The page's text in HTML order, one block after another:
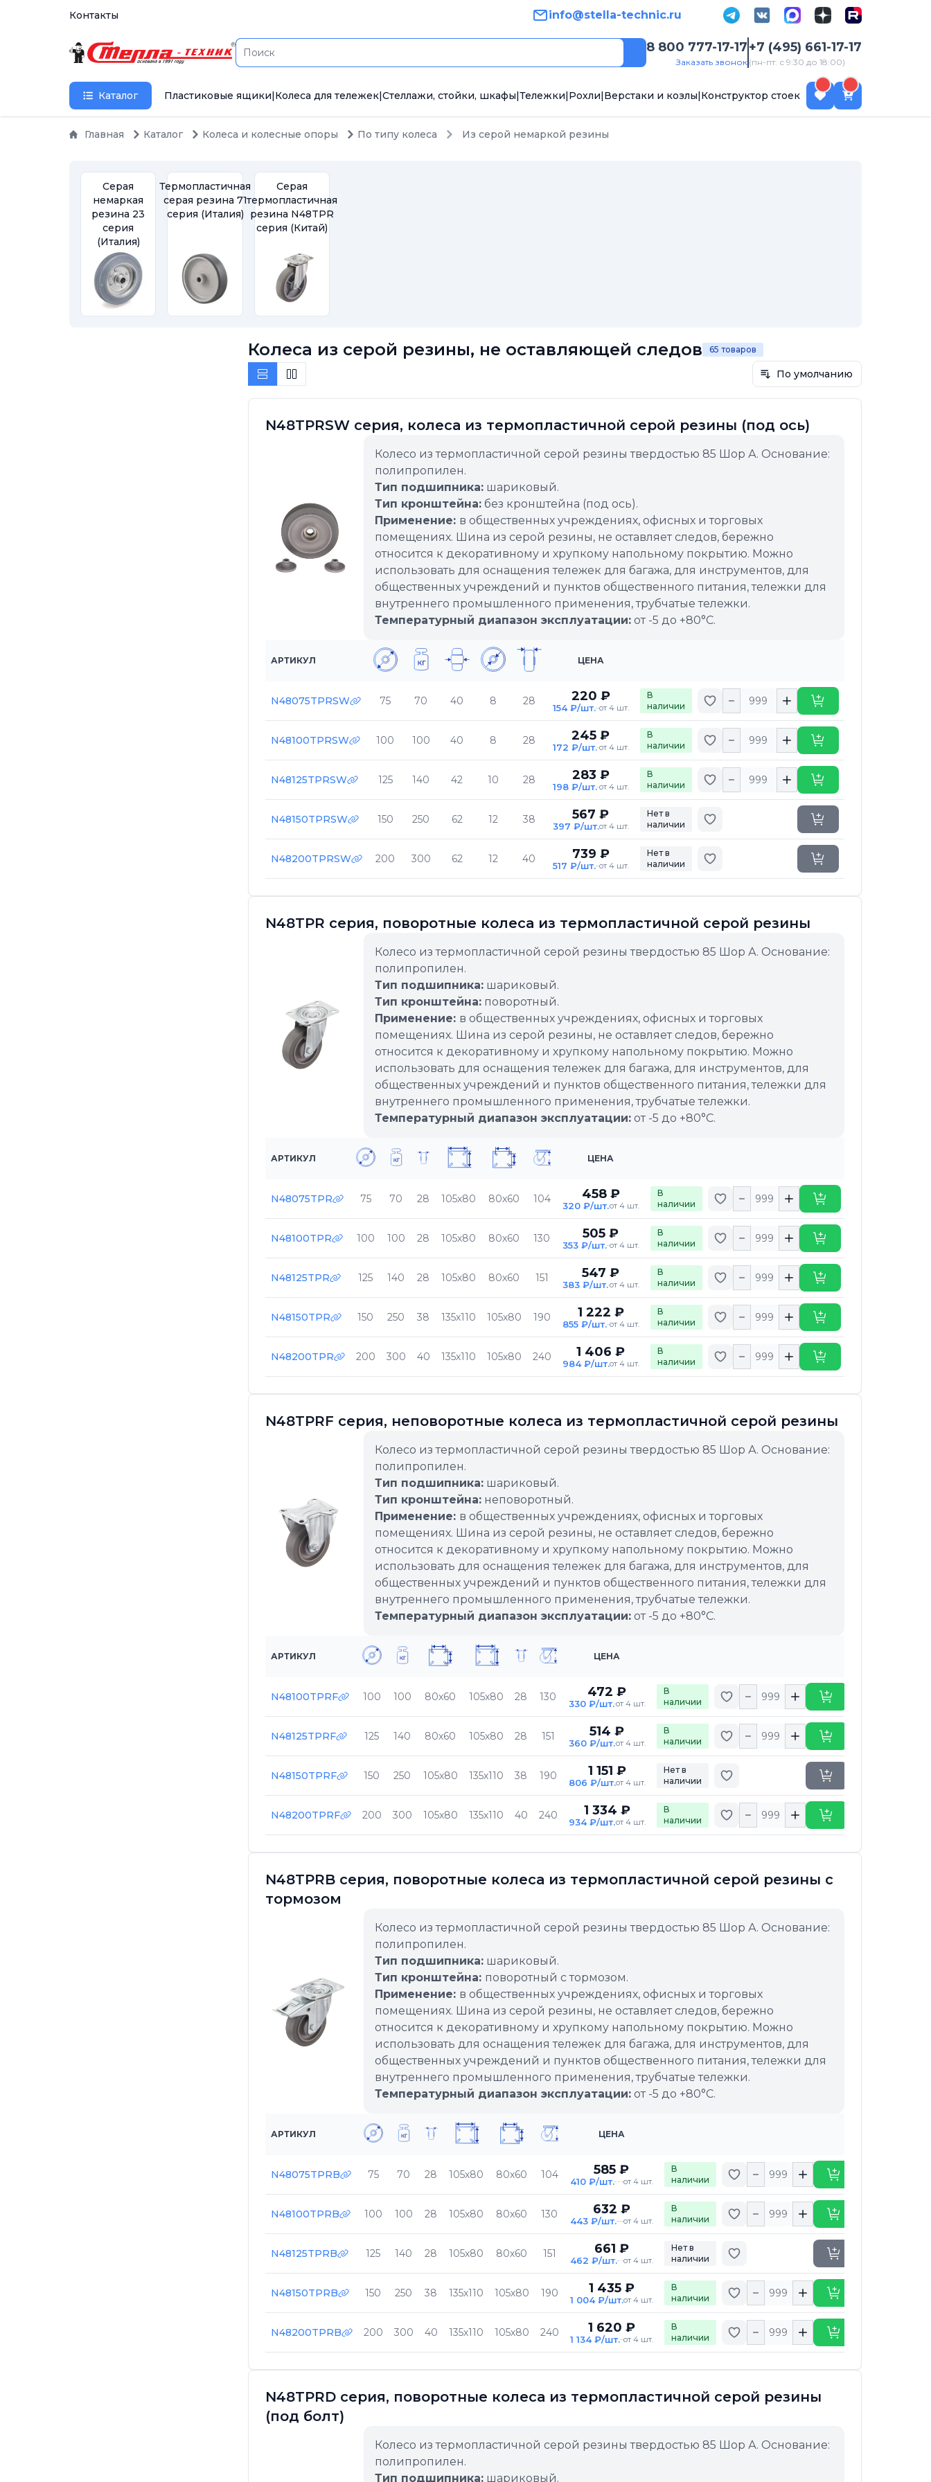
Контакты info@stella-technic.ru
8 800 777-17-17
Заказать звонок
+7 (495) 661-17-17
(пн-пт: с 9:30 до 18:00)
Каталог Пластиковые ящики|Колеса для тележек|Стеллажи, стойки, шкафы|Тележки|Рохли|Верстаки и козлы|Конструктор стоек
Главная Каталог Колеса и колесные опоры По типу колеса Из серой немаркой резины
Серая
немаркая
резина 23
серия
(Италия)
Термопластичная
серая резина 71
серия (Италия)
Серая
термопластичная
резина N48TPR
серия (Китай)
Колеса из серой резины, не оставляющей следов 65 товаров
По умолчанию
N48TPRSW серия, колеса из термопластичной серой резины (под ось)
Колесо из термопластичной серой резины твердостью 85 Шор А. Основание:
полипропилен.
Тип подшипника:шариковый.
Тип кронштейна:без кронштейна (под ось).
Применение: в общественных учреждениях, офисных и торговых
помещениях. Шина из серой резины, не оставляет следов, бережно
относится к декоративному и хрупкому напольному покрытию. Можно
использовать для оснащения тележек для багажа, для инструментов, для
общественных учреждений и пунктов общественного питания, тележки для
внутреннего промышленного применения, трубчатые тележки.
Температурный диапазон эксплуатации:от -5 до +80°C.
АРТИКУЛ ЦЕНА
N48075TPRSW 75 70 40 8 28 220 ₽
154 ₽/шт. от 4 шт.
В
наличии
Добавить в избранное
Купить
N48100TPRSW 100 100 40 8 28 245 ₽
172 ₽/шт. от 4 шт.
В
наличии
Добавить в избранное
Купить
N48125TPRSW 125 140 42 10 28 283 ₽
198 ₽/шт. от 4 шт.
В
наличии
Добавить в избранное
Купить
N48150TPRSW 150 250 62 12 38 567 ₽
397 ₽/шт.от 4 шт.
Нет в
наличии
Добавить в избранное
Уточнить сроки
N48200TPRSW 200 300 62 12 40 739 ₽
517 ₽/шт. от 4 шт.
Нет в
наличии
Добавить в избранное
Уточнить сроки
N48TPR серия, поворотные колеса из термопластичной серой резины
Колесо из термопластичной серой резины твердостью 85 Шор А. Основание:
полипропилен.
Тип подшипника:шариковый.
Тип кронштейна:поворотный.
Применение: в общественных учреждениях, офисных и торговых
помещениях. Шина из серой резины, не оставляет следов, бережно
относится к декоративному и хрупкому напольному покрытию. Можно
использовать для оснащения тележек для багажа, для инструментов, для
общественных учреждений и пунктов общественного питания, тележки для
внутреннего промышленного применения, трубчатые тележки.
Температурный диапазон эксплуатации:от -5 до +80°C.
АРТИКУЛ ЦЕНА
N48075TPR 75 70 28 105х80 80х60 104 458 ₽
320 ₽/шт.от 4 шт.
В
наличии
Добавить в избранное
Купить
N48100TPR 100 100 28 105х80 80х60 130 505 ₽
353 ₽/шт. от 4 шт.
В
наличии
Добавить в избранное
Купить
N48125TPR 125 140 28 105х80 80х60 151 547 ₽
383 ₽/шт.от 4 шт.
В
наличии
Добавить в избранное
Купить
N48150TPR 150 250 38 135х110 105х80 190 1 222 ₽
855 ₽/шт. от 4 шт.
В
наличии
Добавить в избранное
Купить
N48200TPR 200 300 40 135х110 105х80 240 1 406 ₽
984 ₽/шт.от 4 шт.
В
наличии
Добавить в избранное
Купить
N48TPRF серия, неповоротные колеса из термопластичной серой резины
Колесо из термопластичной серой резины твердостью 85 Шор А. Основание:
полипропилен.
Тип подшипника:шариковый.
Тип кронштейна:неповоротный.
Применение: в общественных учреждениях, офисных и торговых
помещениях. Шина из серой резины, не оставляет следов, бережно
относится к декоративному и хрупкому напольному покрытию. Можно
использовать для оснащения тележек для багажа, для инструментов, для
общественных учреждений и пунктов общественного питания, тележки для
внутреннего промышленного применения, трубчатые тележки.
Температурный диапазон эксплуатации:от -5 до +80°C.
АРТИКУЛ ЦЕНА
N48100TPRF 100 100 80х60 105х80 28 130 472 ₽
330 ₽/шт.от 4 шт.
В
наличии
Добавить в избранное
Купить
N48125TPRF 125 140 80х60 105х80 28 151 514 ₽
360 ₽/шт.от 4 шт.
В
наличии
Добавить в избранное
Купить
N48150TPRF 150 250 105х80 135х110 38 190 1 151 ₽
806 ₽/шт.от 4 шт.
Нет в
наличии
Добавить в избранное
Уточнить сроки
N48200TPRF 200 300 105х80 135х110 40 240 1 334 ₽
934 ₽/шт.от 4 шт.
В
наличии
Добавить в избранное
Купить
N48TPRB серия, поворотные колеса из термопластичной серой резины с
тормозом
Колесо из термопластичной серой резины твердостью 85 Шор А. Основание:
полипропилен.
Тип подшипника:шариковый.
Тип кронштейна: поворотный с тормозом.
Применение: в общественных учреждениях, офисных и торговых
помещениях. Шина из серой резины, не оставляет следов, бережно
относится к декоративному и хрупкому напольному покрытию. Можно
использовать для оснащения тележек для багажа, для инструментов, для
общественных учреждений и пунктов общественного питания, тележки для
внутреннего промышленного применения, трубчатые тележки.
Температурный диапазон эксплуатации:от -5 до +80°C.
АРТИКУЛ ЦЕНА
N48075TPRB 75 70 28 105х80 80х60 104 585 ₽
410 ₽/шт. от 4 шт.
В
наличии
Добавить в избранное
Купить
N48100TPRB 100 100 28 105х80 80х60 130 632 ₽
443 ₽/шт. от 4 шт.
В
наличии
Добавить в избранное
Купить
N48125TPRB 125 140 28 105х80 80х60 151 661 ₽
462 ₽/шт. от 4 шт.
Нет в
наличии
Добавить в избранное
Уточнить сроки
N48150TPRB 150 250 38 135х110 105х80 190 1 435 ₽
1 004 ₽/шт.от 4 шт.
В
наличии
Добавить в избранное
Купить
N48200TPRB 200 300 40 135х110 105х80 240 1 620 ₽
1 134 ₽/шт. от 4 шт.
В
наличии
Добавить в избранное
Купить
N48TPRD серия, поворотные колеса из термопластичной серой резины
(под болт)
Колесо из термопластичной серой резины твердостью 85 Шор А. Основание:
полипропилен.
Тип подшипника:шариковый.